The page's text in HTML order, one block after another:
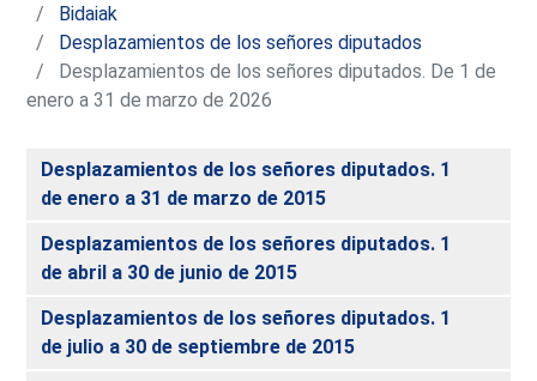
Bidaiak
Desplazamientos de los señores diputados
Desplazamientos de los señores diputados. De 1 de
enero a 31 de marzo de 2026
Desplazamientos de los señores diputados. 1
de enero a 31 de marzo de 2015
Desplazamientos de los señores diputados. 1
de abril a 30 de junio de 2015
Desplazamientos de los señores diputados. 1
de julio a 30 de septiembre de 2015